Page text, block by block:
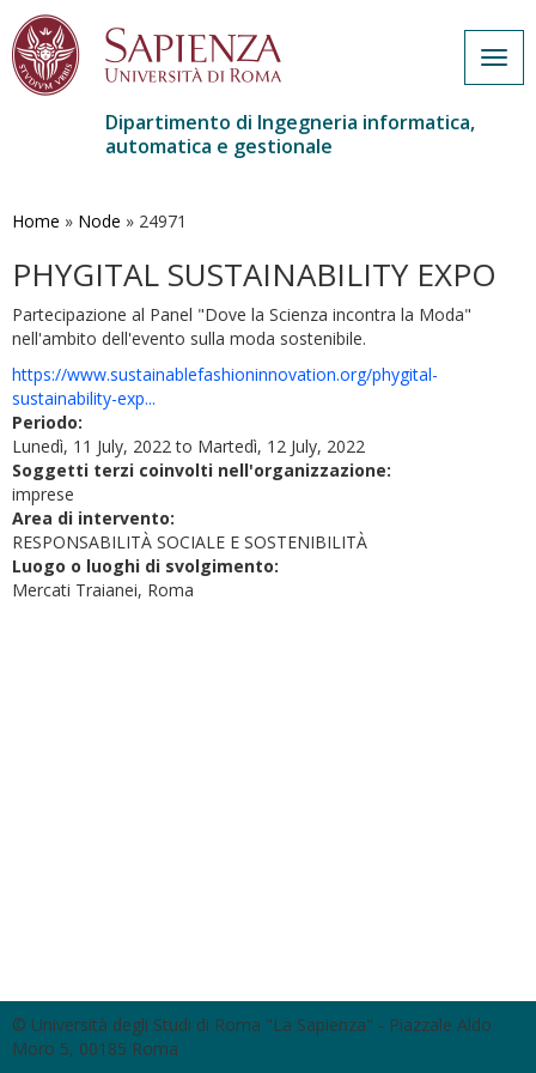
contenuto
Dipartimento di Ingegneria informatica,
automatica e gestionale
Home » Node » 24971
PHYGITAL SUSTAINABILITY EXPO
Partecipazione al Panel "Dove la Scienza incontra la Moda"
nell'ambito dell'evento sulla moda sostenibile.
https://www.sustainablefashioninnovation.org/phygital-
sustainability-exp...
Periodo:
Lunedì, 11 July, 2022to Martedì, 12 July, 2022
Soggetti terzi coinvolti nell'organizzazione:
imprese
Area di intervento:
RESPONSABILITÀ SOCIALE E SOSTENIBILITÀ
Luogo o luoghi di svolgimento:
Mercati Traianei, Roma
© Università degli Studi di Roma "La Sapienza" - Piazzale Aldo
Moro 5, 00185 Roma